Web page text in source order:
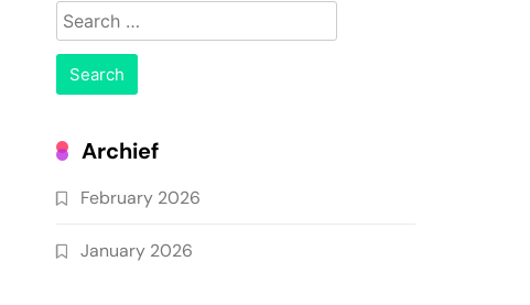
Search
for:
Archief
February 2026
January 2026